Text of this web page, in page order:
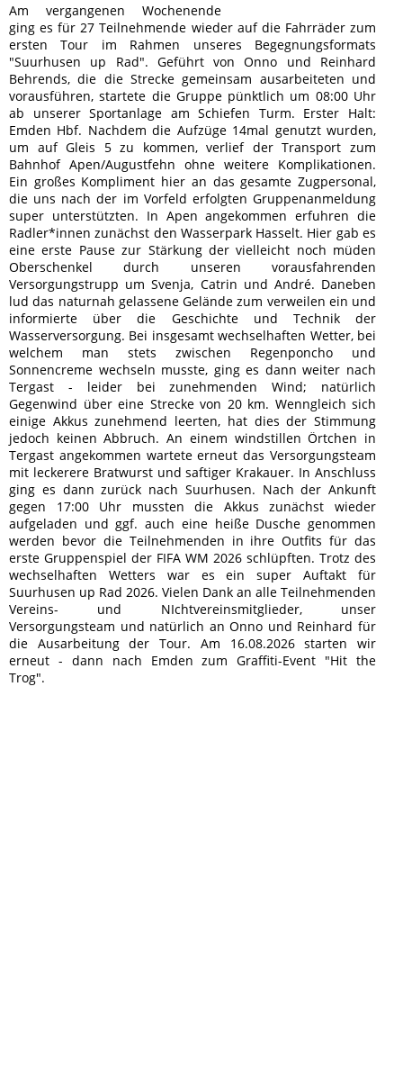
Am vergangenen Wochenende
ging es für 27 Teilnehmende wieder auf die Fahrräder zum
ersten Tour im Rahmen unseres Begegnungsformats
"Suurhusen up Rad". Geführt von Onno und Reinhard
Behrends, die die Strecke gemeinsam ausarbeiteten und
vorausführen, startete die Gruppe pünktlich um 08:00 Uhr
ab unserer Sportanlage am Schiefen Turm. Erster Halt:
Emden Hbf. Nachdem die Aufzüge 14mal genutzt wurden,
um auf Gleis 5 zu kommen, verlief der Transport zum
Bahnhof Apen/Augustfehn ohne weitere Komplikationen.
Ein großes Kompliment hier an das gesamte Zugpersonal,
die uns nach der im Vorfeld erfolgten Gruppenanmeldung
super unterstützten. In Apen angekommen erfuhren die
Radler*innen zunächst den Wasserpark Hasselt. Hier gab es
eine erste Pause zur Stärkung der vielleicht noch müden
Oberschenkel durch unseren vorausfahrenden
Versorgungstrupp um Svenja, Catrin und André. Daneben
lud das naturnah gelassene Gelände zum verweilen ein und
informierte über die Geschichte und Technik der
Wasserversorgung. Bei insgesamt wechselhaften Wetter, bei
welchem man stets zwischen Regenponcho und
Sonnencreme wechseln musste, ging es dann weiter nach
Tergast - leider bei zunehmenden Wind; natürlich
Gegenwind über eine Strecke von 20 km. Wenngleich sich
einige Akkus zunehmend leerten, hat dies der Stimmung
jedoch keinen Abbruch. An einem windstillen Örtchen in
Tergast angekommen wartete erneut das Versorgungsteam
mit leckerere Bratwurst und saftiger Krakauer. In Anschluss
ging es dann zurück nach Suurhusen. Nach der Ankunft
gegen 17:00 Uhr mussten die Akkus zunächst wieder
aufgeladen und ggf. auch eine heiße Dusche genommen
werden bevor die Teilnehmenden in ihre Outfits für das
erste Gruppenspiel der FIFA WM 2026 schlüpften. Trotz des
wechselhaften Wetters war es ein super Auftakt für
Suurhusen up Rad 2026. Vielen Dank an alle Teilnehmenden
Vereins- und NIchtvereinsmitglieder, unser
Versorgungsteam und natürlich an Onno und Reinhard für
die Ausarbeitung der Tour. Am 16.08.2026 starten wir
erneut - dann nach Emden zum Graffiti-Event "Hit the
Trog".